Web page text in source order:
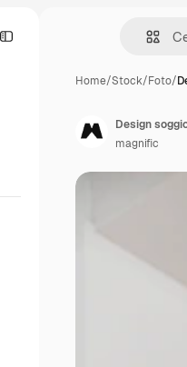
Home/Stock/Foto/
Design
magnific